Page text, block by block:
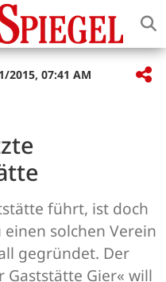
2015, 07:41 AM
führt, ist doch
solchen Verein
gegründet. Der
Gaststätte Gier« will